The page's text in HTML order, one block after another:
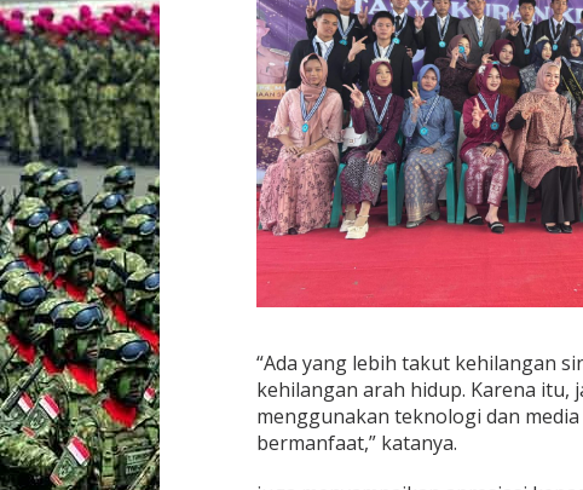
“Ada yang lebih takut kehilangan
kehilangan arah hidup. Karena itu,
menggunakan teknologi dan
bermanfaat,” katanya.